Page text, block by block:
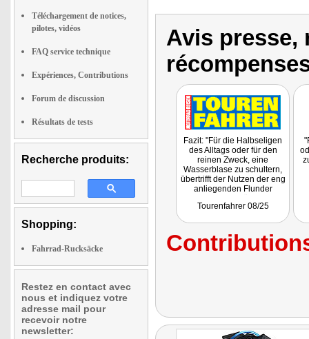
Téléchargement de notices,
pilotes, vidéos
FAQ service technique
Expériences, Contributions
Forum de discussion
Résultats de tests
Recherche produits:
Shopping:
Fahrrad-Rucksäcke
Restez en contact avec
nous et indiquez votre
adresse mail pour
recevoir notre
newsletter:
Avis presse,
Fazit: "Für die Halbseligen
des Alltags oder für den
reinen Zweck, eine
Wasserblase zu schultern,
übertrifft der Nutzen der eng
anliegenden Flunder
fairen Gegenwert von 8,90
Euro. Sogar eine Kordel zur
und eine einfache
Schlauchdurchführung über
Tourenfahrer 08/25